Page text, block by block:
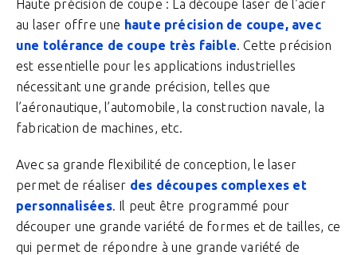
Haute précision de coupe : La découpe laser de l’acier
au laser offre une haute précision de coupe, avec
une tolérance de coupe très faible. Cette précision
est essentielle pour les applications industrielles
nécessitant une grande précision, telles que
l’aéronautique, l’automobile, la construction navale, la
fabrication de machines, etc.
Avec sa grande flexibilité de conception, le laser
permet de réaliser des découpes complexes et
personnalisées. Il peut être programmé pour
découper une grande variété de formes et de tailles, ce
qui permet de répondre à une grande variété de